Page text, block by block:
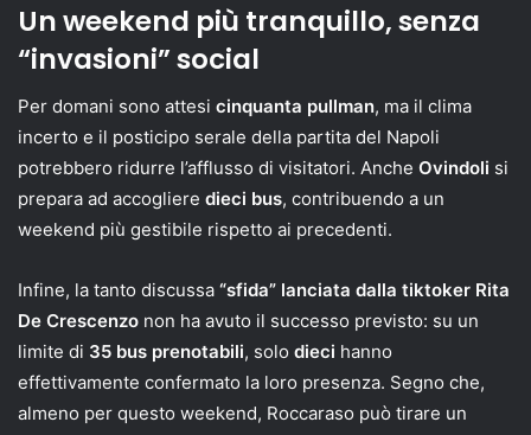
Un weekend più tranquillo, senza
“invasioni” social
Per domani sono attesi cinquanta pullman, ma il clima
incerto e il posticipo serale della partita del Napoli
potrebbero ridurre l’afflusso di visitatori. Anche Ovindoli si
prepara ad accogliere dieci bus, contribuendo a un
weekend più gestibile rispetto ai precedenti.
Infine, la tanto discussa “sfida” lanciata dalla tiktoker Rita
De Crescenzo non ha avuto il successo previsto: su un
limite di 35 bus prenotabili, solo dieci hanno
effettivamente confermato la loro presenza. Segno che,
almeno per questo weekend, Roccaraso può tirare un